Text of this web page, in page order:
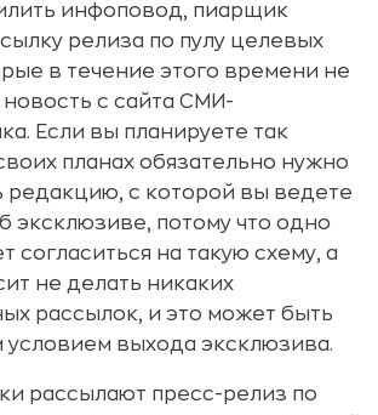
инфоповод, пиарщик
релиза по пулу целевых
в течение этого времени не
новость с сайта СМИ-
Если вы планируете так
планах обязательно нужно
редакцию, с которой вы ведете
эксклюзиве, потому что одно
согласиться на такую схему, а
не делать никаких
рассылок, и это может быть
условием выхода эксклюзива.
рассылают пресс-релиз по